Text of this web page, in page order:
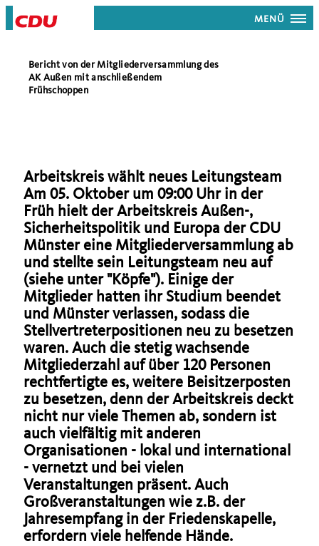
MENÜ
Bericht von der Mitgliederversammlung des
AK Außen mit anschließendem
Frühschoppen
Arbeitskreis wählt neues Leitungsteam
Am 05. Oktober um 09:00 Uhr in der
Früh hielt der Arbeitskreis Außen-,
Sicherheitspolitik und Europa der CDU
Münster eine Mitgliederversammlung ab
und stellte sein Leitungsteam neu auf
(siehe unter "Köpfe"). Einige der
Mitglieder hatten ihr Studium beendet
und Münster verlassen, sodass die
Stellvertreterpositionen neu zu besetzen
waren. Auch die stetig wachsende
Mitgliederzahl auf über 120 Personen
rechtfertigte es, weitere Beisitzerposten
zu besetzen, denn der Arbeitskreis deckt
nicht nur viele Themen ab, sondern ist
auch vielfältig mit anderen
Organisationen - lokal und international
- vernetzt und bei vielen
Veranstaltungen präsent. Auch
Großveranstaltungen wie z.B. der
Jahresempfang in der Friedenskapelle,
erfordern viele helfende Hände.